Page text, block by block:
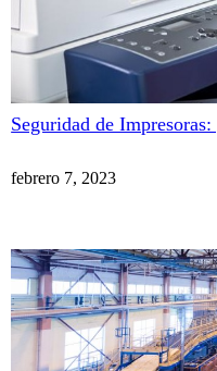
Seguridad de
febrero 7, 2023